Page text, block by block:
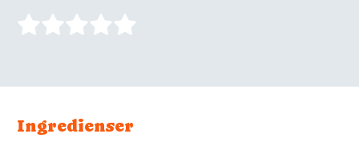
Ingredienser